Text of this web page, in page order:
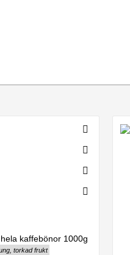
kaffebönor 1000g
torkad frukt